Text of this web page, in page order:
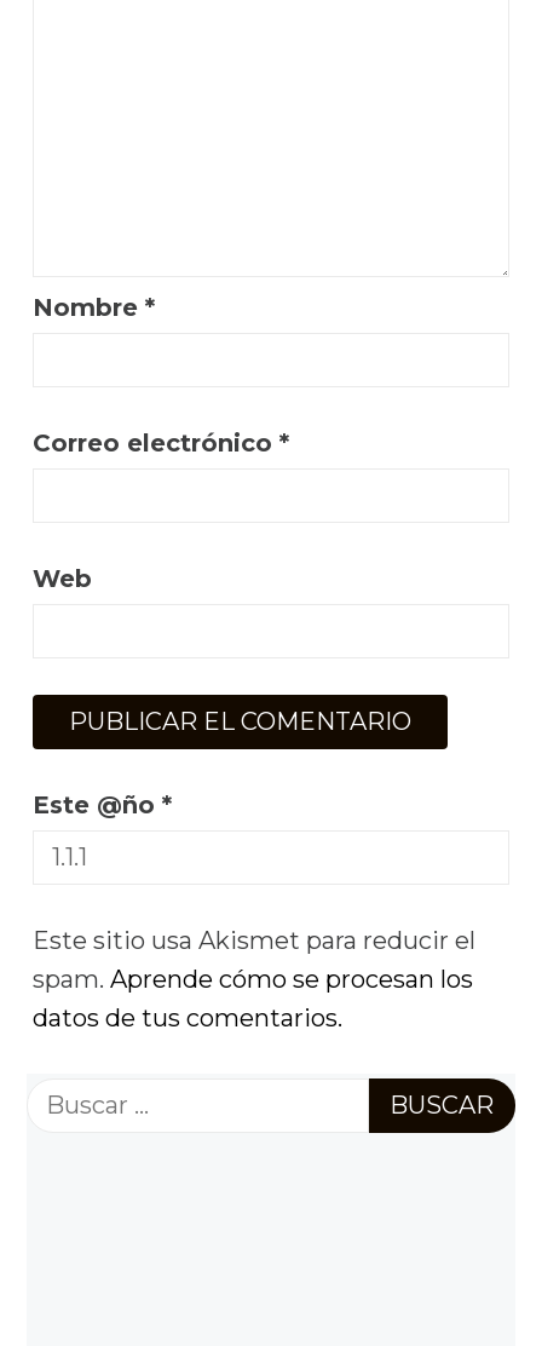
Nombre *
Correo electrónico *
Web
Este @ño *
Este sitio usa Akismet para reducir el
spam. Aprende cómo se procesan los
datos de tus comentarios.
Buscar: